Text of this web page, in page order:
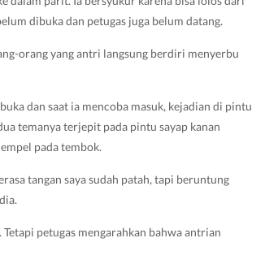
dibuka dan petugas juga belum datang.
orang yang antri langsung berdiri menyerbu
dan saat ia mencoba masuk, kejadian di pintu
temanya terjepit pada pintu sayap kanan
pada tembok.
tangan saya sudah patah, tapi beruntung
petugas mengarahkan bahwa antrian